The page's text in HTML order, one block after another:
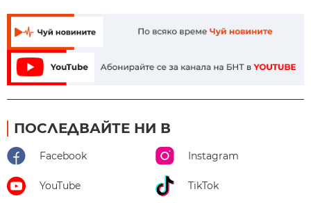
ПОСЛЕДВАЙТЕ НИ В
Facebook Instagram
YouTube TikTok